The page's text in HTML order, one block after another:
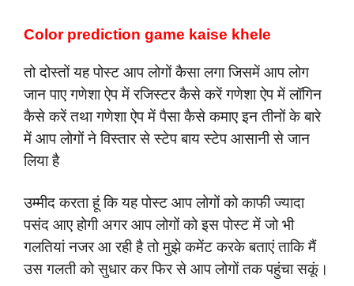
Color prediction game kaise khele
तो दोस्तों यह पोस्ट आप लोगों कैसा लगा जिसमें आप लोग
जान पाए गणेशा ऐप में रजिस्टर कैसे करें गणेशा ऐप में लॉगिन
कैसे करें तथा गणेशा ऐप में पैसा कैसे कमाए इन तीनों के बारे
में आप लोगों ने विस्तार से स्टेप बाय स्टेप आसानी से जान
लिया है
उम्मीद करता हूं कि यह पोस्ट आप लोगों को काफी ज्यादा
पसंद आए होगी अगर आप लोगों को इस पोस्ट में जो भी
गलतियां नजर आ रही है तो मुझे कमेंट करके बताएं ताकि मैं
उस गलती को सुधार कर फिर से आप लोगों तक पहुंचा सकूं।